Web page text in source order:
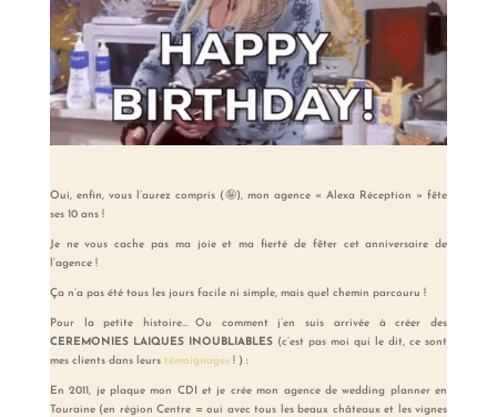
Oui, enfin, vous l’aurez compris (🤪), mon agence « Alexa Réception » fête
ses 10 ans !
Je ne vous cache pas ma joie et ma fierté de fêter cet anniversaire de
l’agence !
Ça n’a pas été tous les jours facile ni simple, mais quel chemin parcouru !
Pour la petite histoire…⠀Ou comment j’en suis arrivée à créer des
CEREMONIES LAIQUES INOUBLIABLES(c’est pas moi qui le dit, ce sont
mes clients dans leurs témoignages! ) :⠀⠀⠀⠀⠀⠀⠀
En 2011, je plaque mon CDI et je crée mon agence de wedding planner en
Touraine (en région Centre = oui avec tous les beaux châteaux et les vignes